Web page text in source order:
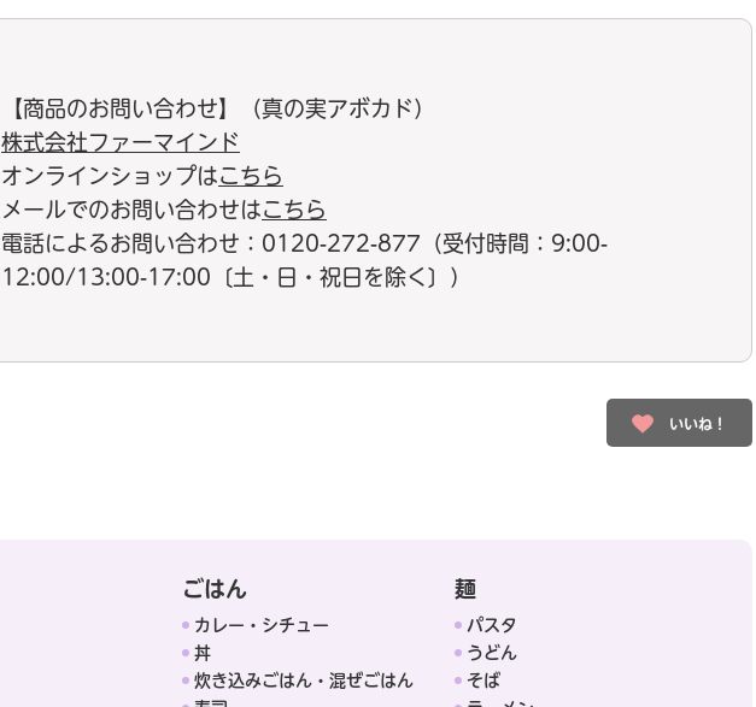
【商品のお問い合わせ】（真の実アボカド）
株式会社ファーマインド
オンラインショップはこちら
メールでのお問い合わせはこちら
電話によるお問い合わせ：0120-272-877（受付時間：9:00-
12:00/13:00-17:00〔土・日・祝日を除く〕）
いいね！
ごはん
カレー・シチュー
丼
炊き込みごはん・混ぜごはん
麺
パスタ
うどん
そば